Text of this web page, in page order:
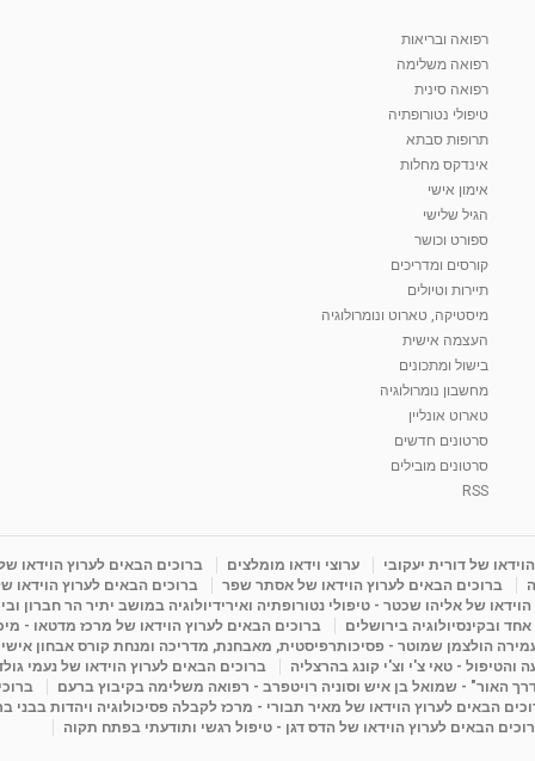
רפואה ובריאות
רפואה משלימה
רפואה סינית
טיפולי נטורופתיה
תרופות סבתא
אינדקס מחלות
אימון אישי
הגיל שלישי
ספורט וכושר
קורסים ומדריכים
תיירות וטיולים
מיסטיקה, טארוט ונומרולוגיה
העצמה אישית
בישול ומתכונים
מחשבון נומרולוגיה
טארוט אונליין
סרטונים חדשים
סרטונים מובילים
RSS
של דורית יעקובי ערוצי וידאו מומלצים
ברוכים הבאים לערוץ הוידאו
ברוכים הבאים לערוץ הוידאו של אסתר שפר
ברוכים הבאים לערוץ הוידאו
של אליהו שכטר - טיפולי נטורופתיה ואירידיולוגיה במושב יתיר הר חברון
ובקינסיולוגיה בירושלים
ברוכים הבאים לערוץ הוידאו של מרכז מדטאו -
הולצמן שמוטר - פסיכותרפיסטית, מאבחנת, מדריכה ומנחת קורס אבחון
והטיפול - טאי צ'י וצ'י קונג בהרצליה
ברוכים הבאים לערוץ הוידאו של נעמי
האור" - שמואל בן איש וסוניה רויטפרב - רפואה משלימה בקיבוץ ברעם
הבאים לערוץ הוידאו של מאיר תבורי - מרכז לקבלה פסיכולוגיה ויהדות בבני
הבאים לערוץ הוידאו של הדס דגן - טיפול רגשי ותודעתי בפתח תקוה